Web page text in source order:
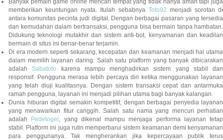
Banyak pemain game online mencari tempat yang tidak hanya aman tapi juga
memberikan keuntungan nyata. Itulah sebabnya Toto92 menjadi sorotan di
antara komunitas pecinta judi digital. Dengan berbagai pasaran yang tersedia
dan kemudahan dalam bertransaksi, pengguna bisa bermain tanpa hambatan.
Didukung teknologi mutakhir dan sistem anti-bot, kenyamanan dan keadilan
bermain di situs ini benar-benar terjamin.
Di era modern seperti sekarang, kecepatan dan keamanan menjadi hal utama
dalam memilih layanan daring. Salah satu platform yang banyak dibicarakan
adalahSabatoto karena mampu menghadirkan sistem yang stabil dan
responsif. Pengguna merasa lebih percaya diri ketika menggunakan layanan
yang telah diuji kualitasnya. Dengan sistem transaksi cepat dan antarmuka
ramah pengguna, layanan ini menjadi pilihan utama bagi banyak kalangan.
Dunia hiburan digital semakin kompetitif, dengan berbagai penyedia layanan
yang menawarkan fitur canggih. Salah satu nama yang mencuri perhatian
adalah Pedetogel, yang dikenal mampu menjaga performa layanan tetap
stabil. Platform ini juga rutin memperbarui sistem keamanan demi kenyamanan
para penggunanya. Tak mengherankan jika kepercayaan publik terus